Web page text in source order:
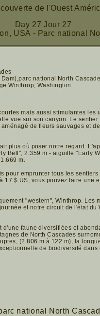
de l'Ouest
Day 27 Jour 27
USA - Parc national
national North
Winthrop, Washington
mais aussi stimulantes les
vue sur son canyon. Le
de fleurs sauvages et
plus où poser notre regard.
Bell", 2.359 m - aiguille "Early
m.
pour emprunter tous les
17 $ US, vous pouvez faire une
"western", Winthrop. Les
et notre circuit de l'état du
faune diversifiées et
de North Cascades
(2.806 m à 122 m), la
de biodiversité dans
national North